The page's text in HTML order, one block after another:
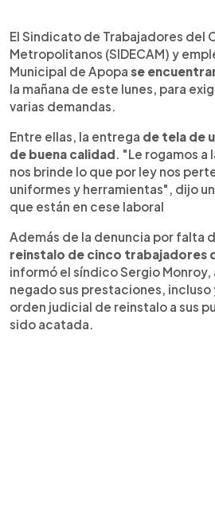
► Escuchar artículo
El Sindicato de Trabajadores del
Metropolitanos (SIDECAM) y
Municipal de Apopa se
la mañana de este lunes, para
varias demandas.
Entre ellas, la entrega de tela de
de buena calidad. "Le rogamos a
nos brinde lo que por ley nos
uniformes y herramientas", dijo
que están en cese laboral
Además de la denuncia por falta
reinstalo de cinco trabajadores
informó el síndico Sergio Monroy,
negado sus prestaciones, incluso
orden judicial de reinstalo a sus
sido acatada.